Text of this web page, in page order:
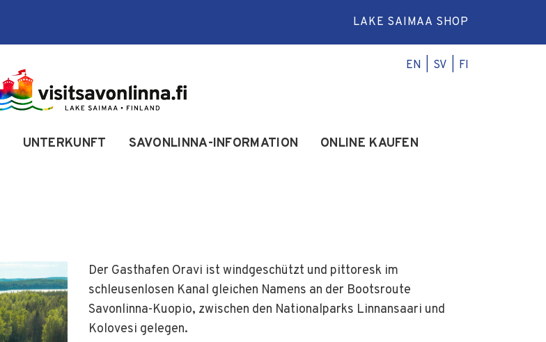
LAKE SAIMAA SHOP
EN SV FI
UNTERKUNFT SAVONLINNA-INFORMATION ONLINE KAUFEN
Der Gasthafen Oravi ist windgeschützt und pittoresk im
schleusenlosen Kanal gleichen Namens an der Bootsroute
Savonlinna-Kuopio, zwischen den Nationalparks Linnansaari und
Kolovesi gelegen.